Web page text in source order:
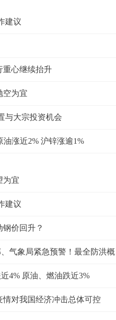
建议
重心继续抬升
空为宜
与大宗投资机会
涨近2% 沪锌涨逾1%
为宜
建议
价回升？
气象局紧急预警！最全防洪概
4% 原油、燃油跌近3%
对我国经济冲击总体可控